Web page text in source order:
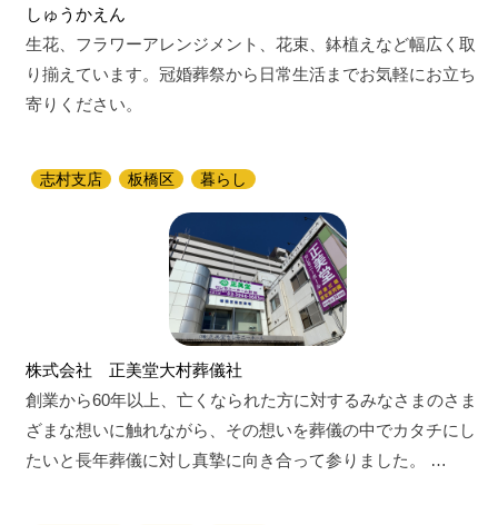
しゅうかえん
生花、フラワーアレンジメント、花束、鉢植えなど幅広く取
り揃えています。冠婚葬祭から日常生活までお気軽にお立ち
寄りください。
志村支店 板橋区 暮らし
株式会社 正美堂大村葬儀社
創業から60年以上、亡くなられた方に対するみなさまのさま
ざまな想いに触れながら、その想いを葬儀の中でカタチにし
たいと長年葬儀に対し真摯に向き合って参りました。 …